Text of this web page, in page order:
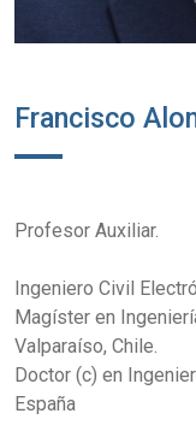
Francisco
Profesor Auxiliar.
Ingeniero Civil
Magíster en
Valparaíso, Chile.
Doctor (c) en
España